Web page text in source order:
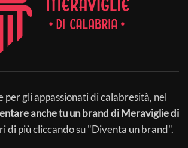
per gli appassionati di calabresità, nel
anche tu un brand di Meraviglie di
di più cliccando su "Diventa un brand".